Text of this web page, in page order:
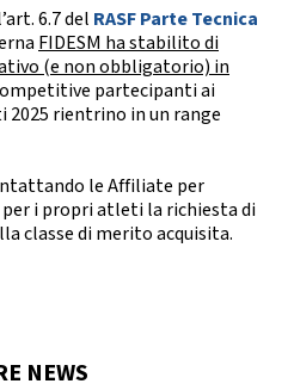
Territorio
Albo Soci
Media
6.7 del RASF Parte Tecnica
FIDESM ha stabilito di
(e non obbligatorio) in
partecipanti ai
rientrino in un range
le Affiliate per
i propri atleti la richiesta di
classe di merito acquisita.
NEWS